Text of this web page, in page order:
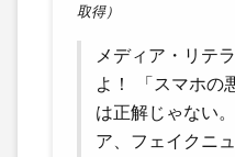
取得）
メディア・リテ
よ！ 「スマホの
は正解じゃない
ア、フェイクニ